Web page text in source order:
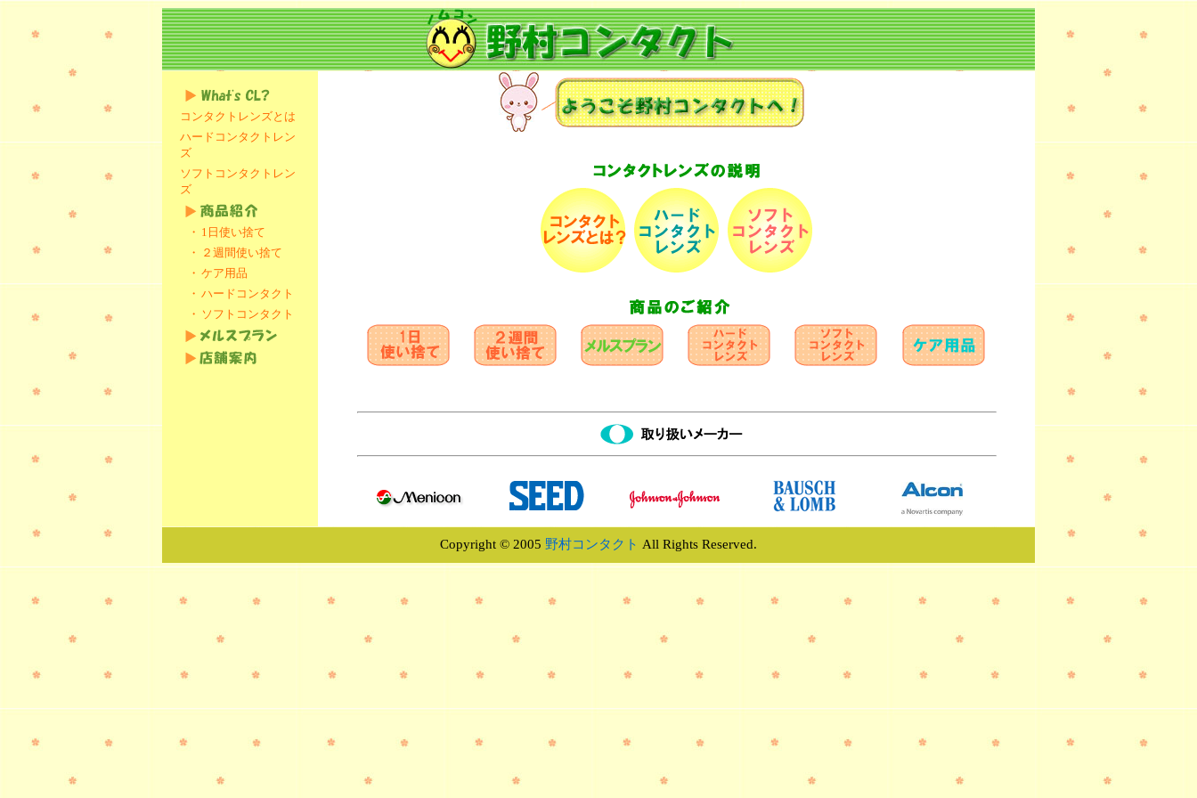
コンタクトレンズとは
ハードコンタクトレン
ズ
ソフトコンタクトレン
ズ
・ 1日使い捨て
・
２週間使い捨て
・ ケア用品
・ ハードコンタクト
・ ソフトコンタクト
Copyright © 2005 野村コンタクト All Rights Reserved.